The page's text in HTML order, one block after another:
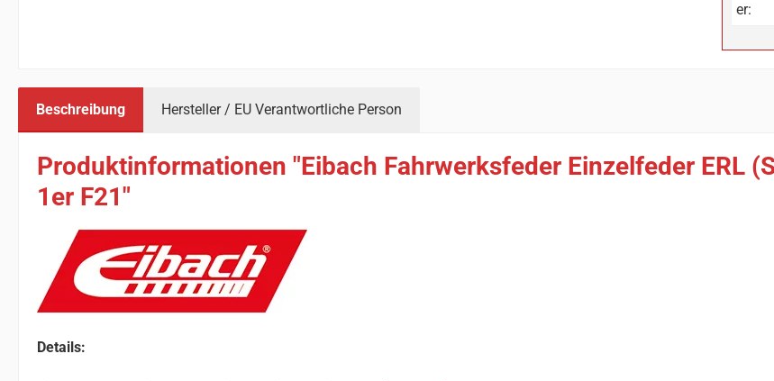
er:
Beschreibung Hersteller / EU Verantwortliche Person
Produktinformationen "Eibach Fahrwerksfeder Einzelfeder ERL
1er F21"
Details: